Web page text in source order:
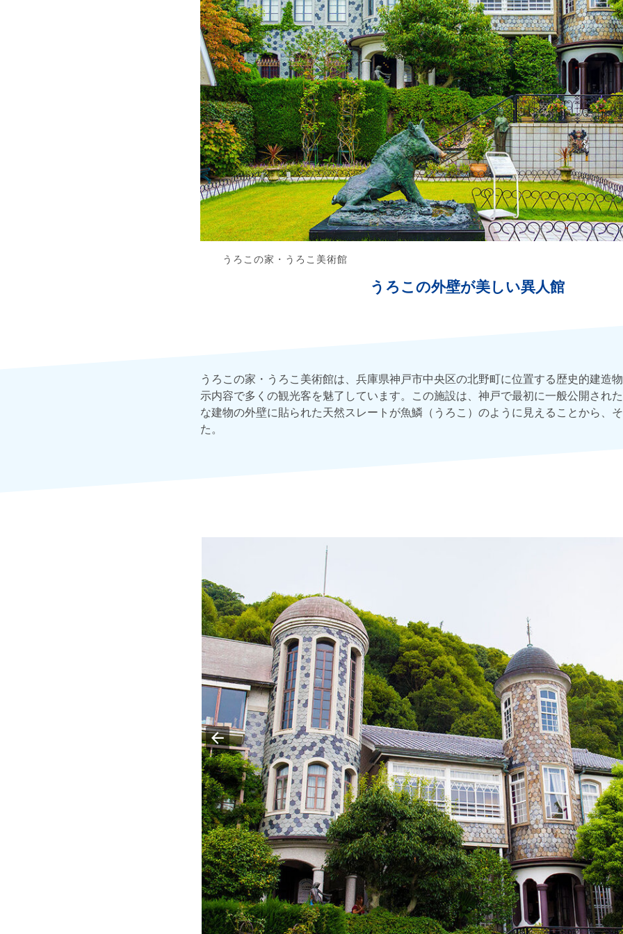
うろこの家・うろこ美術館
うろこの外壁が美しい異人館
うろこの家・うろこ美術館は、兵庫県神戸市中央区の北野町に位置する歴史的建造
示内容で多くの観光客を魅了しています。この施設は、神戸で最初に一般公開され
な建物の外壁に貼られた天然スレートが魚鱗（うろこ）のように見えることから、
た。